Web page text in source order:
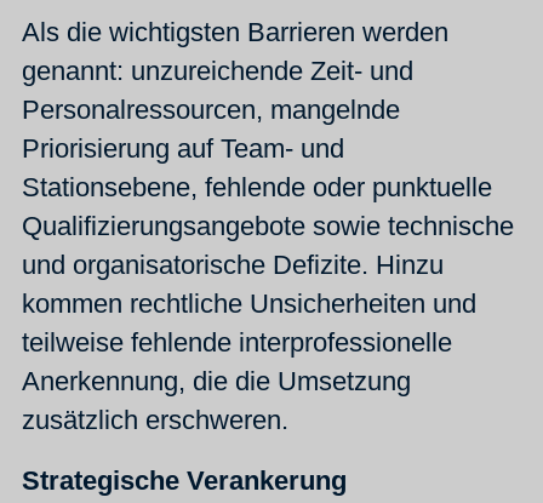
Als die wichtigsten Barrieren werden
genannt: unzureichende Zeit‑ und
Personalressourcen, mangelnde
Priorisierung auf Team‑ und
Stationsebene, fehlende oder punktuelle
Qualifizierungsangebote sowie technische
und organisatorische Defizite. Hinzu
kommen rechtliche Unsicherheiten und
teilweise fehlende interprofessionelle
Anerkennung, die die Umsetzung
zusätzlich erschweren.
Strategische Verankerung